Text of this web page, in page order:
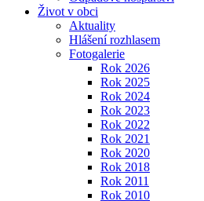
Život v obci
Aktuality
Hlášení rozhlasem
Fotogalerie
Rok 2026
Rok 2025
Rok 2024
Rok 2023
Rok 2022
Rok 2021
Rok 2020
Rok 2018
Rok 2011
Rok 2010